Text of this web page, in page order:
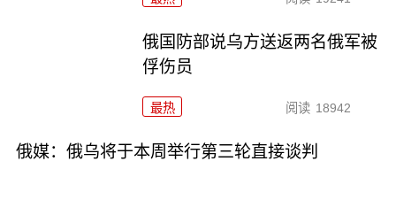
俄国防部说乌方送返两名俄军被
俘伤员
最热 阅读 18942
俄媒：俄乌将于本周举行第三轮直接谈判